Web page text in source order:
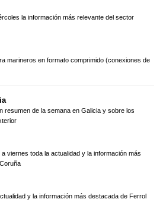
la información más relevante del sector
marineros en formato comprimido (conexiones de
resumen de la semana en Galicia y sobre los
viernes toda la actualidad y la información más
y la información más destacada de Ferrol